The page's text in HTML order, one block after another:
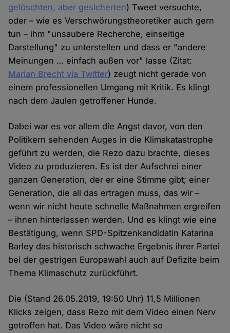
gelöschten, aber gesicherten) Tweet versuchte,
oder – wie es Verschwörungstheoretiker auch gern
tun – ihm "unsaubere Recherche, einseitige
Darstellung" zu unterstellen und dass er "andere
Meinungen … einfach außen vor" lasse (Zitat:
Marian Brecht via Twitter) zeugt nicht gerade von
einem professionellen Umgang mit Kritik. Es klingt
nach dem Jaulen getroffener Hunde.
Dabei war es vor allem die Angst davor, von den
Politikern sehenden Auges in die Klimakatastrophe
geführt zu werden, die Rezo dazu brachte, dieses
Video zu produzieren. Es ist der Aufschrei einer
ganzen Generation, der er eine Stimme gibt; einer
Generation, die all das ertragen muss, das wir –
wenn wir nicht heute schnelle Maßnahmen ergreifen
– ihnen hinterlassen werden. Und es klingt wie eine
Bestätigung, wenn SPD-Spitzenkandidatin Katarina
Barley das historisch schwache Ergebnis ihrer Partei
bei der gestrigen Europawahl auch auf Defizite beim
Thema Klimaschutz zurückführt.
Die (Stand 26.05.2019, 19:50 Uhr) 11,5 Millionen
Klicks zeigen, dass Rezo mit dem Video einen Nerv
getroffen hat. Das Video wäre nicht so